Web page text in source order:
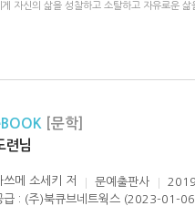
게 자신의 삶을 성찰하고 소탈하고 자유로운
[문학]
련님
쓰메 소세키 저 문예출판사
급 : (주)북큐브네트웍스 (2023-01-